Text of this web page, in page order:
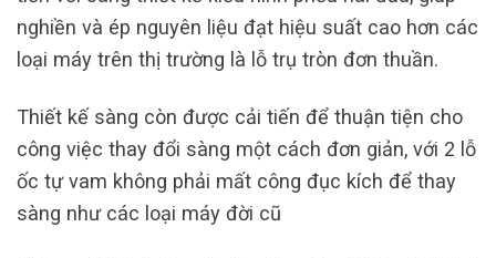
nghiền và ép nguyên liệu đạt hiệu suất cao hơn các
loại máy trên thị trường là lỗ trụ tròn đơn thuần.
Thiết kế sàng còn được cải tiến để thuận tiện cho
công việc thay đổi sàng một cách đơn giản, với 2 lỗ
ốc tự vam không phải mất công đục kích để thay
sàng như các loại máy đời cũ